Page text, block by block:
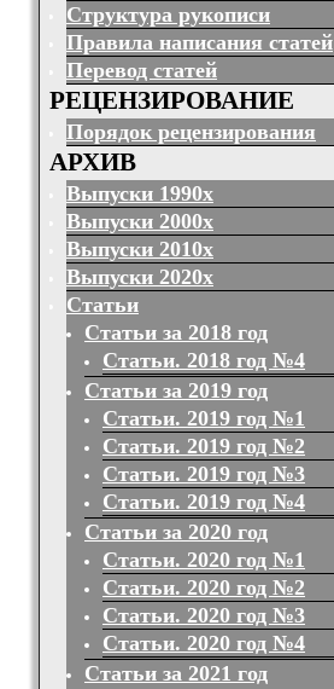
Структура рукописи
Правила написания статей
Перевод статей
РЕЦЕНЗИРОВАНИЕ
Порядок рецензирования
АРХИВ
Выпуски 1990х
Выпуски 2000х
Выпуски 2010х
Выпуски 2020х
Статьи
Статьи за 2018 год
Статьи. 2018 год №4
Статьи за 2019 год
Статьи. 2019 год №1
Статьи. 2019 год №2
Статьи. 2019 год №3
Статьи. 2019 год №4
Статьи за 2020 год
Статьи. 2020 год №1
Статьи. 2020 год №2
Статьи. 2020 год №3
Статьи. 2020 год №4
Статьи за 2021 год